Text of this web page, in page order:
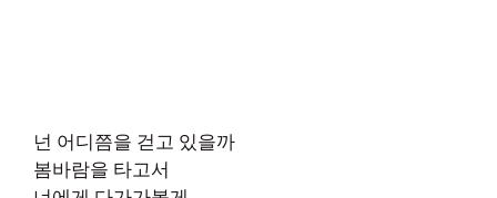
넌 어디쯤을 걷고 있을까
봄바람을 타고서